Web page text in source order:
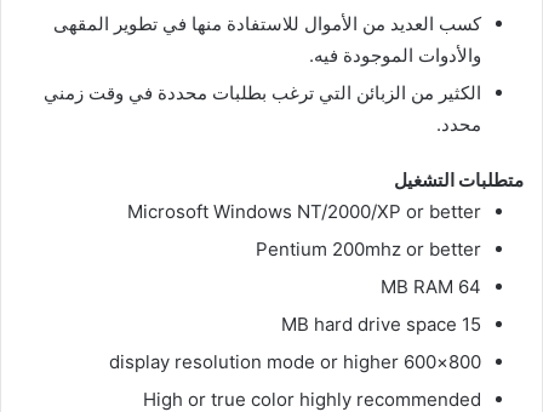
كسب العديد من الأموال للاستفادة منها في تطوير المقهى
والأدوات الموجودة فيه.
الكثير من الزبائن التي ترغب بطلبات محددة في وقت زمني
محدد.
متطلبات التشغيل
Microsoft Windows NT/2000/XP or better
Pentium 200mhz or better
64 MB RAM
15 MB hard drive space
800×600 display resolution mode or higher
High or true color highly recommended